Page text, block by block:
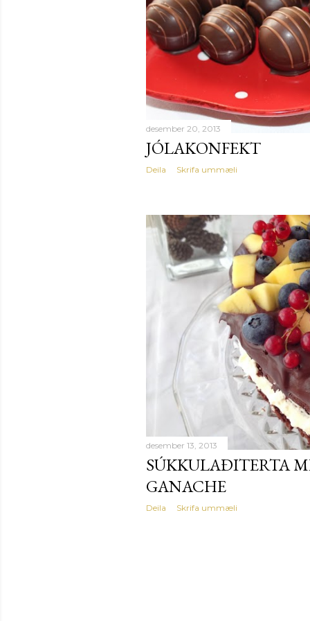
desember 20, 2013
JÓLAKONFEKT
Deila Skrifa ummæli
desember 13, 2013
SÚKKULAÐITERTA
GANACHE
Deila Skrifa ummæli